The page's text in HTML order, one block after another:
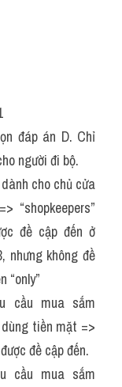
đáp án D. Chỉ
người đi bộ.
cho chủ cửa
“shopkeepers”
đề cập đến ở
nhưng không đề
“only”
cầu mua sắm
tiền mặt =>
đề cập đến.
cầu mua sắm